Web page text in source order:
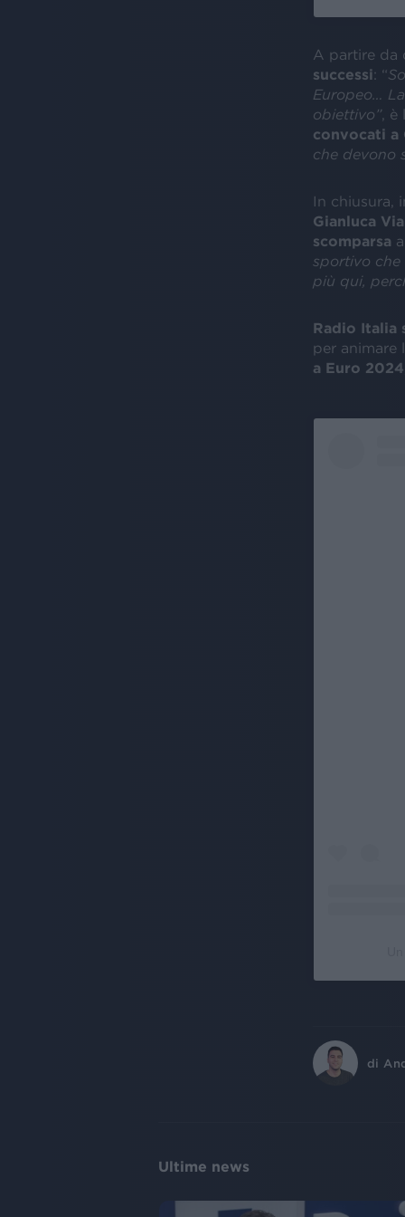
A partire da
successi: “
Europeo…
obiettivo”, è
convocati a
che devono
In chiusura,
Gianluca
scomparsa
sportivo che
più qui,
Radio Italia
per animare
a Euro 2024
di
Ultime news